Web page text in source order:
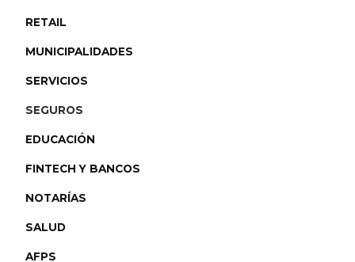
RETAIL
MUNICIPALIDADES
SERVICIOS
SEGUROS
EDUCACIÓN
FINTECH Y BANCOS
NOTARÍAS
SALUD
AFPS